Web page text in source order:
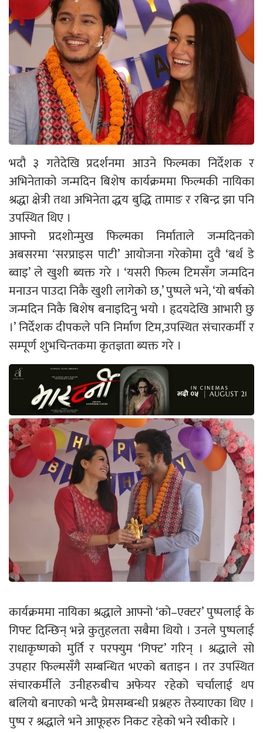
भदौ ३ गतेदेखि प्रदर्शनमा आउने फिल्मका निर्देशक र
अभिनेताको जन्मदिन बिशेष कार्यक्रममा फिल्मकी नायिका
श्रद्धा क्षेत्री तथा अभिनेता द्धय बुद्धि तामाङ र रबिन्द्र झा पनि
उपस्थित थिए ।
आफ्नो प्रदशोन्मुख फिल्मका निर्माताले जन्मदिनको
अबसरमा ‘सरप्राइस पाटी’ आयोजना गरेकोमा दुवै ‘बर्थ डे
ब्वाइ’ ले खुशी ब्यक्त गरे । ‘यसरी फिल्म टिमसँग जन्मदिन
मनाउन पाउदा निकै खुशी लागेको छ,’ पुष्पले भने, ‘यो बर्षको
जन्मदिन निकै बिशेष बनाइदिनु भयो । हृदयदेखि आभारी छु
।’ निर्देशक दीपकले पनि निर्माण टिम,उपस्थित संचारकर्मी र
सम्पूर्ण शुभचिन्तकमा कृतज्ञता ब्यक्त गरे ।
कार्यक्रममा नायिका श्रद्धाले आफ्नो ‘को–एक्टर’ पुष्पलाई के
गिफ्ट दिन्छिन् भन्ने कुतुहलता सबैमा थियो । उनले पुष्पलाई
राधाकृष्णको मुर्ति र परफ्युम ‘गिफ्ट’ गरिन् । श्रद्धाले सो
उपहार फिल्मसँगै सम्बन्धित भएको बताइन । तर उपस्थित
संचारकर्मीले उनीहरुबीच अफेयर रहेको चर्चालाई थप
बलियो बनाएको भन्दै प्रेमसम्बन्धी प्रश्नहरु तेस्र्याएका थिए ।
पुष्प र श्रद्धाले भने आफूहरु निकट रहेको भने स्वीकारे ।